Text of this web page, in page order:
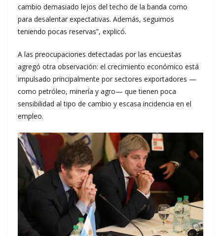
cambio demasiado lejos del techo de la banda como
para desalentar expectativas. Además, seguimos
teniendo pocas reservas”, explicó.
A las preocupaciones detectadas por las encuestas
agregó otra observación: el crecimiento económico está
impulsado principalmente por sectores exportadores —
como petróleo, minería y agro— que tienen poca
sensibilidad al tipo de cambio y escasa incidencia en el
empleo.